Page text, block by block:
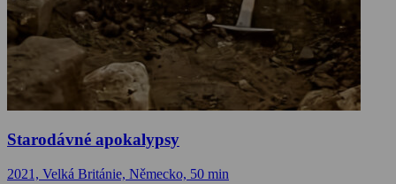
Starodávné apokalypsy
2021, Velká Británie, Německo, 50 min